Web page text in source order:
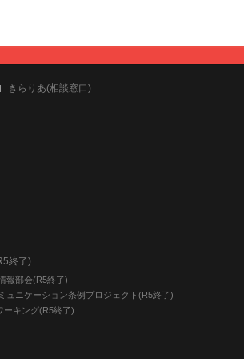
きらりあ(相談窓口)
終了)
報部会(R5終了)
ュニケーション条例プロジェクト(R5終了)
ーキング(R5終了)